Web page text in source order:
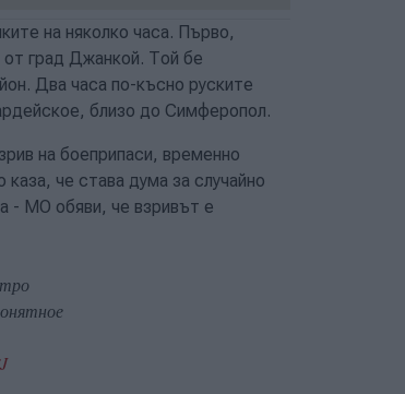
на няколко часа. Първо,
от град Джанкой. Той бе
Два часа по-късно руските
близо до Симферопол.
на боеприпаси, временно
че става дума за случайно
- МО обяви, че взривът е